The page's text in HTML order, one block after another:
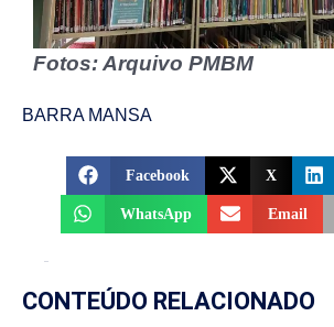
Fotos: Arquivo PMBM
BARRA MANSA
Facebook X
WhatsApp Email
CONTEÚDO RELACIONADO